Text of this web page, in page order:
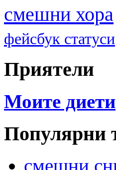
смешни хора
фейсбук статуси
Приятели
Моите диети
Популярни
смешни